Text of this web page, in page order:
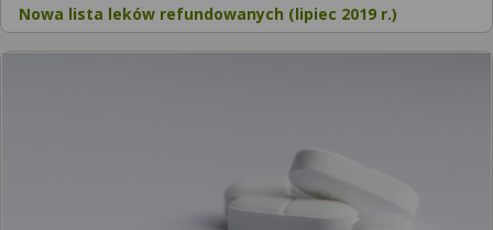
Nowa lista leków refundowanych (lipiec 2019 r.)